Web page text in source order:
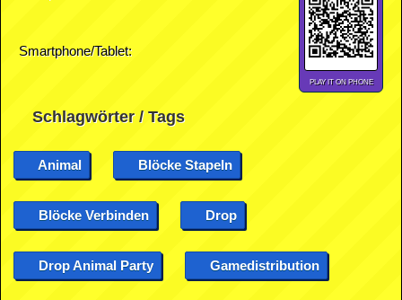
Smartphone/Tablet:
PLAY IT ON PHONE
Schlagwörter / Tags
Animal Blöcke Stapeln
Blöcke Verbinden Drop
Drop Animal Party Gamedistribution